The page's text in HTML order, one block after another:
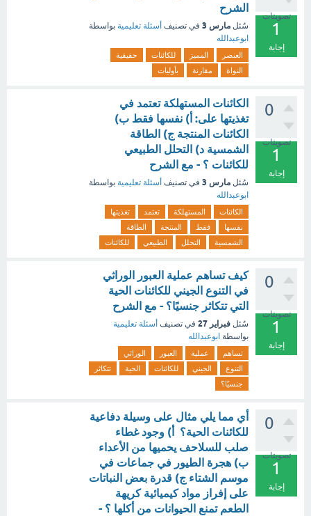
تصويتات
1
إجابة
الشرح
سُئل مارس 3 في تصنيف أسئلة تعليمية بواسطة
ابوعبدالله
العنصر المميز للكائنات
حقيقية
النواة
مقارنة بأوليات
0
تصويتات
1
إجابة
الكائنات المستهلكة تعتمد في
تغذيتها على: أ) نفسها فقط ب)
الكائنات المنتجة ج) الطاقة
الشمسية د) التحلل الطبيعي
للكائنات ؟ - مع الشرح
سُئل مارس 3 في تصنيف أسئلة تعليمية بواسطة
ابوعبدالله
الكائنات المستهلكة تعتمد
تغذيتها
نفسها
فقط المنتجة
الطاقة
الشمسية
التحلل الطبيعي للكائنات
0
تصويتات
1
إجابة
كيف تساهم عملية العبور الوراثي
في التنوع الجيني للكائنات الحية
التي تتكاثر جنسيًا؟ - مع الشرح
سُئل فبراير 27 في تصنيف أسئلة تعليمية
بواسطة ابوعبدالله
تساهم عملية العبور
الوراثي
التنوع
الجيني للكائنات الحية
تتكاثر
جنسيًا؟
0
تصويتات
1
إجابة
أي مما يلي مثال على وسيلة دفاعية
للكائنات الحية؟ أ) وجود غطاء
صلب للسلاحف يحميها من الأعداء
ب) هجرة الطيور في جماعات في
موسم الشتاء ج) قدرة بعض النباتات
على إفراز مواد كيميائية كريهة
الطعم تمنع الحيوانات من أكلها ؟ -